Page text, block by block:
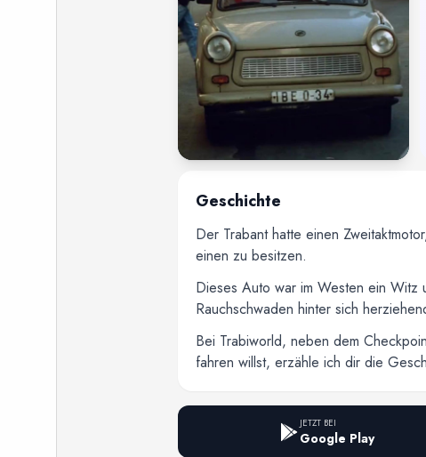
Geschichte
Der Trabant hatte einen
einen zu besitzen.
Dieses Auto war im Westen ein
Rauchschwaden hinter sich
Bei Trabiworld, neben dem
fahren willst, erzähle ich dir die
JETZT BEI
Google Play